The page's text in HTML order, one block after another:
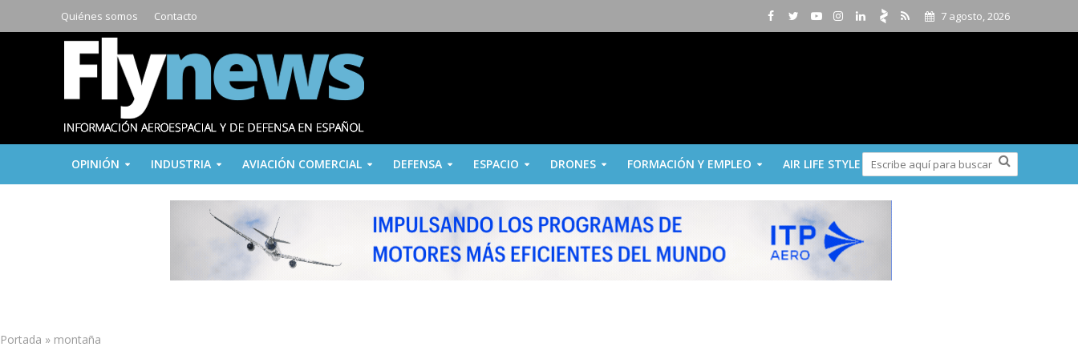
Quiénes somos Contacto 7 agosto, 2026
OPINIÓN INDUSTRIA AVIACIÓN COMERCIAL DEFENSA ESPACIO DRONES FORMACIÓN Y EMPLEO AIR LIFE STYLE
Portada » montaña